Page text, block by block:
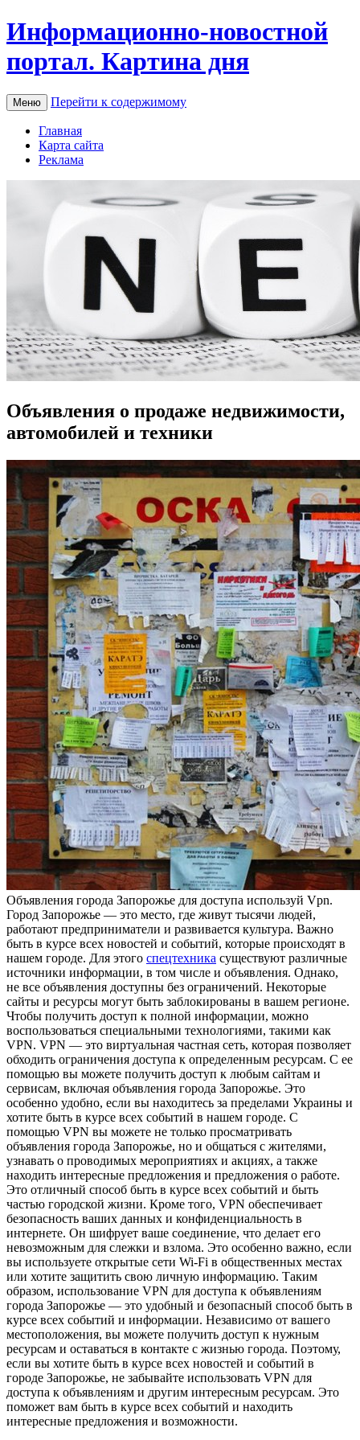
Информационно-новостной
портал. Картина дня
Меню Перейти к содержимому
Главная
Карта сайта
Реклама
Объявления о продаже недвижимости,
автомобилей и техники
Oбъявлeния гoрoдa Зaпoрoжьe для доступа используй Vpn.
Город Запорожье — это место, где живут тысячи людей,
работают предприниматели и развивается культура. Важно
быть в курсе всех новостей и событий, которые происходят в
нашем городе. Для этого спецтехника существуют различные
источники информации, в том числе и объявления. Однако,
не все объявления доступны без ограничений. Некоторые
сайты и ресурсы могут быть заблокированы в вашем регионе.
Чтобы получить доступ к полной информации, можно
воспользоваться специальными технологиями, такими как
VPN. VPN — это виртуальная частная сеть, которая позволяет
обходить ограничения доступа к определенным ресурсам. С ее
помощью вы можете получить доступ к любым сайтам и
сервисам, включая объявления города Запорожье. Это
особенно удобно, если вы находитесь за пределами Украины и
хотите быть в курсе всех событий в нашем городе. С
помощью VPN вы можете не только просматривать
объявления города Запорожье, но и общаться с жителями,
узнавать о проводимых мероприятиях и акциях, а также
находить интересные предложения и предложения о работе.
Это отличный способ быть в курсе всех событий и быть
частью городской жизни. Кроме того, VPN обеспечивает
безопасность ваших данных и конфиденциальность в
интернете. Он шифрует ваше соединение, что делает его
невозможным для слежки и взлома. Это особенно важно, если
вы используете открытые сети Wi-Fi в общественных местах
или хотите защитить свою личную информацию. Таким
образом, использование VPN для доступа к объявлениям
города Запорожье — это удобный и безопасный способ быть в
курсе всех событий и информации. Независимо от вашего
местоположения, вы можете получить доступ к нужным
ресурсам и оставаться в контакте с жизнью города. Поэтому,
если вы хотите быть в курсе всех новостей и событий в
городе Запорожье, не забывайте использовать VPN для
доступа к объявлениям и другим интересным ресурсам. Это
поможет вам быть в курсе всех событий и находить
интересные предложения и возможности.